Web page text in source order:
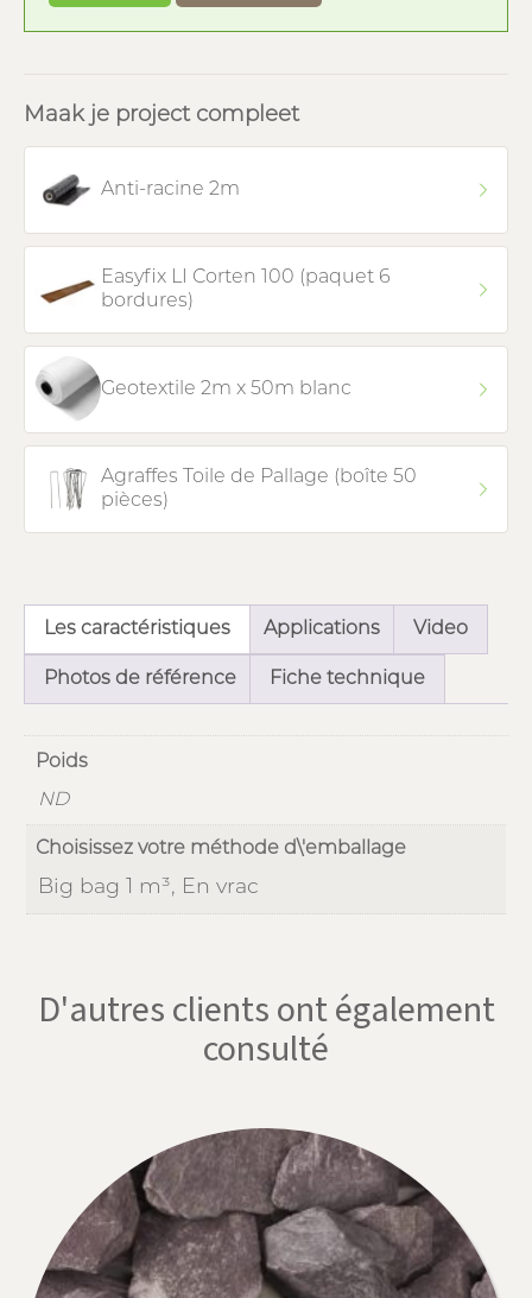
Maak je project compleet
Anti-racine 2m
Easyfix LI Corten 100 (paquet 6
bordures)
Geotextile 2m x 50m blanc
Agraffes Toile de Pallage (boîte 50
pièces)
Les caractéristiques Applications Video
Photos de référence Fiche technique
Poids
ND
Choisissez votre méthode d\'emballage
Big bag 1 m³, En vrac
D'autres clients ont également
consulté